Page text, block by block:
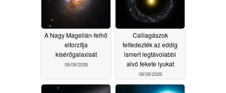
A Nagy Magellán-felhő
eltorzítja
kísérőgalaxisát
06/09/2026
Csillagászok
felfedezték az eddig
ismert legtávolabbi
alvó fekete lyukat
06/06/2026